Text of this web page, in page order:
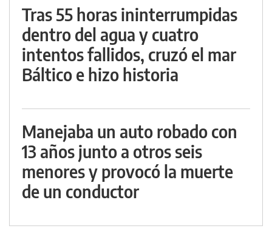
Tras 55 horas ininterrumpidas
dentro del agua y cuatro
intentos fallidos, cruzó el mar
Báltico e hizo historia
Manejaba un auto robado con
13 años junto a otros seis
menores y provocó la muerte
de un conductor